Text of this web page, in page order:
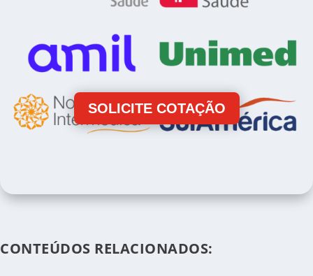
SOLICITE COTAÇÃO
CONTEÚDOS RELACIONADOS: